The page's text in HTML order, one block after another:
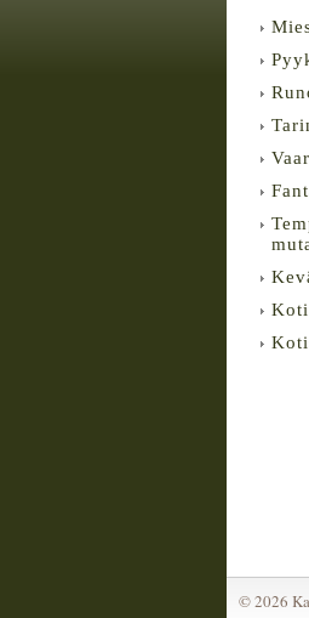
©2026